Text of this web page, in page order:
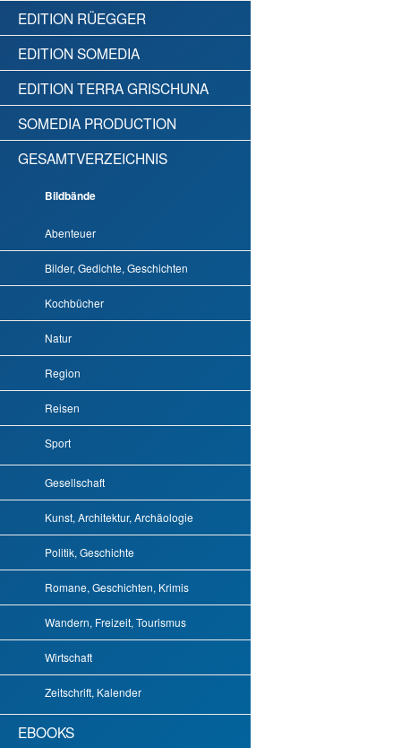
EDITION RÜEGGER
EDITION SOMEDIA
EDITION TERRA GRISCHUNA
SOMEDIA PRODUCTION
GESAMTVERZEICHNIS
Bildbände
Abenteuer
Bilder, Gedichte, Geschichten
Kochbücher
Natur
Region
Reisen
Sport
Gesellschaft
Kunst, Architektur, Archäologie
Politik, Geschichte
Romane, Geschichten, Krimis
Wandern, Freizeit, Tourismus
Wirtschaft
Zeitschrift, Kalender
EBOOKS